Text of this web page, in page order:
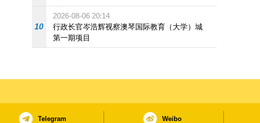
10
2026-08-06 20:14
行政长官岑浩辉视察澳琴国际教育（大学）城
第一期项目
Telegram Weibo